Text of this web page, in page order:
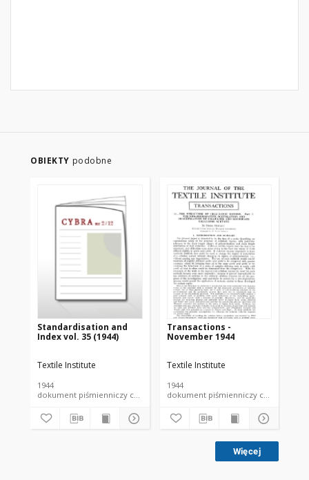
OBIEKTY podobne
Standardisation and
Index vol. 35 (1944)
Textile Institute
1944
dokument piśmienniczy czasopismo
Transactions -
November 1944
Textile Institute
1944
dokument piśmienniczy czasopismo
Więcej